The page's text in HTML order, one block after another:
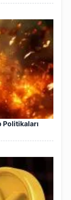
Politikaları